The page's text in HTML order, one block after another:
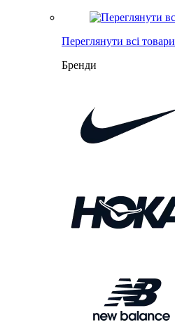
Переглянути всі товари
Бренди